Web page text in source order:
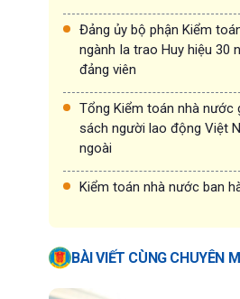
Đảng ủy bộ phận Kiểm
ngành Ia trao Huy hiệu 30
đảng viên
Tổng Kiểm toán nhà nước
sách người lao động Việt
ngoài
Kiểm toán nhà nước ban
BÀI VIẾT CÙNG CHUYÊN